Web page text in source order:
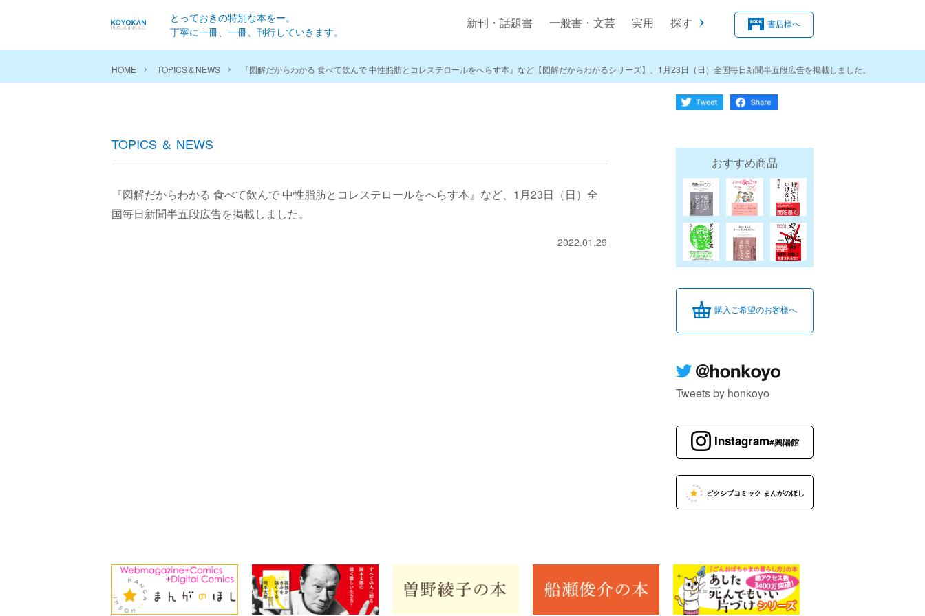
とっておきの特別な本をー。
丁寧に一冊、一冊、刊行していきます。
新刊・話題書 一般書・文芸 実用 探す 書店様へ
HOME TOPICS＆NEWS 『図解だからわかる 食べて飲んで 中性脂肪とコレステロールをへらす本』など【図解だからわかるシリーズ】、1月23日（日）全国毎日新聞半五段広告を掲載しました。
TOPICS ＆ NEWS
『図解だからわかる 食べて飲んで 中性脂肪とコレステロールをへらす本』など、1月23日（日）全
国毎日新聞半五段広告を掲載しました。
2022.01.29
おすすめ商品
購入ご希望のお客様へ
Tweets by honkoyo
Instagram#興陽館
ピクシブコミック まんがのほし